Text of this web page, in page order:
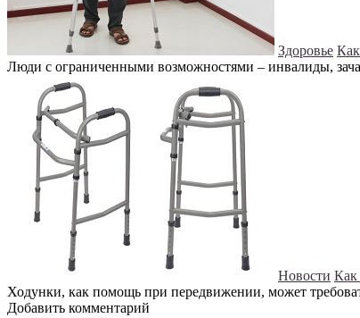
Здоровье
Люди с ограниченными возможностями – инвалиды,
Новости Как
Ходунки, как помощь при передвижении, может
Добавить комментарий